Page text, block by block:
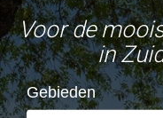
Voor de
in
Gebieden
Referentienummer
Huistypes